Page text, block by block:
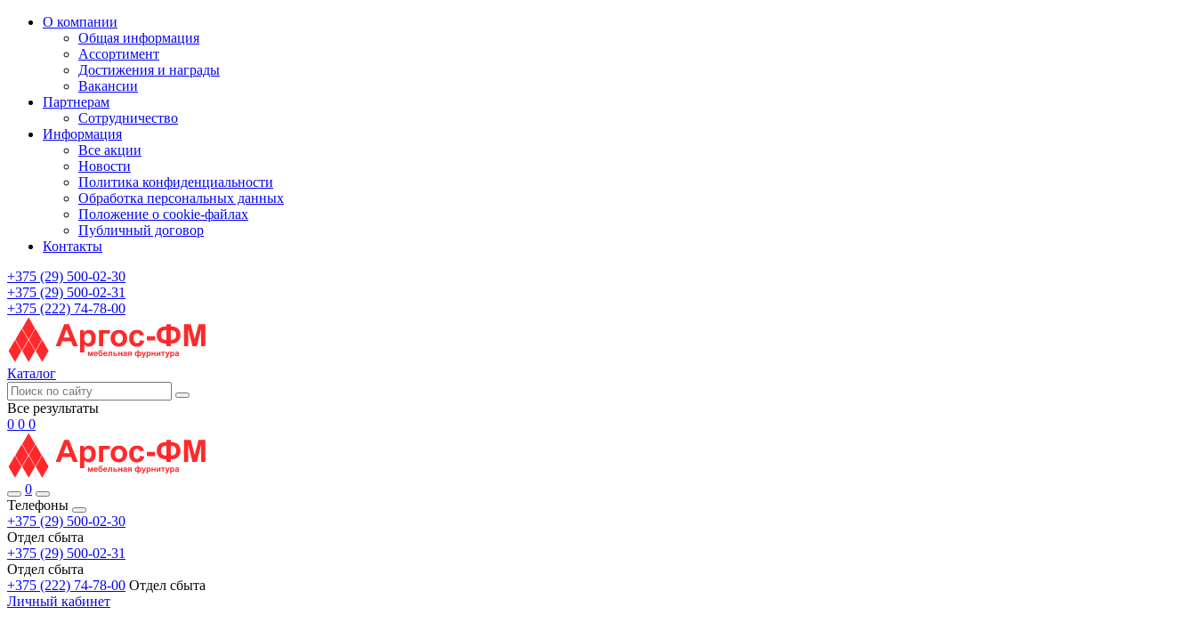
О компании
Общая информация
Ассортимент
Достижения и награды
Вакансии
Партнерам
Сотрудничество
Информация
Все акции
Новости
Политика конфиденциальности
Обработка персональных данных
Положение о cookie-файлах
Публичный договор
Контакты
+375 (29) 500-02-30
+375 (29) 500-02-31
+375 (222) 74-78-00
Каталог
Все результаты
0 0 0
0
Телефоны
+375 (29) 500-02-30
Отдел сбыта
+375 (29) 500-02-31
Отдел сбыта
+375 (222) 74-78-00 Отдел сбыта
Личный кабинет